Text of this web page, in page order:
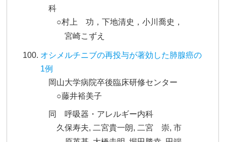
科
○村上 功，下地清史，小川喬史，
宮崎こずえ
オシメルチニブの再投与が著効した肺腺癌の
1例
岡山大学病院卒後臨床研修センター
○藤井裕美子
同 呼吸器・アレルギー内科
久保寿夫, 二宮貴一朗, 二宮 崇, 市